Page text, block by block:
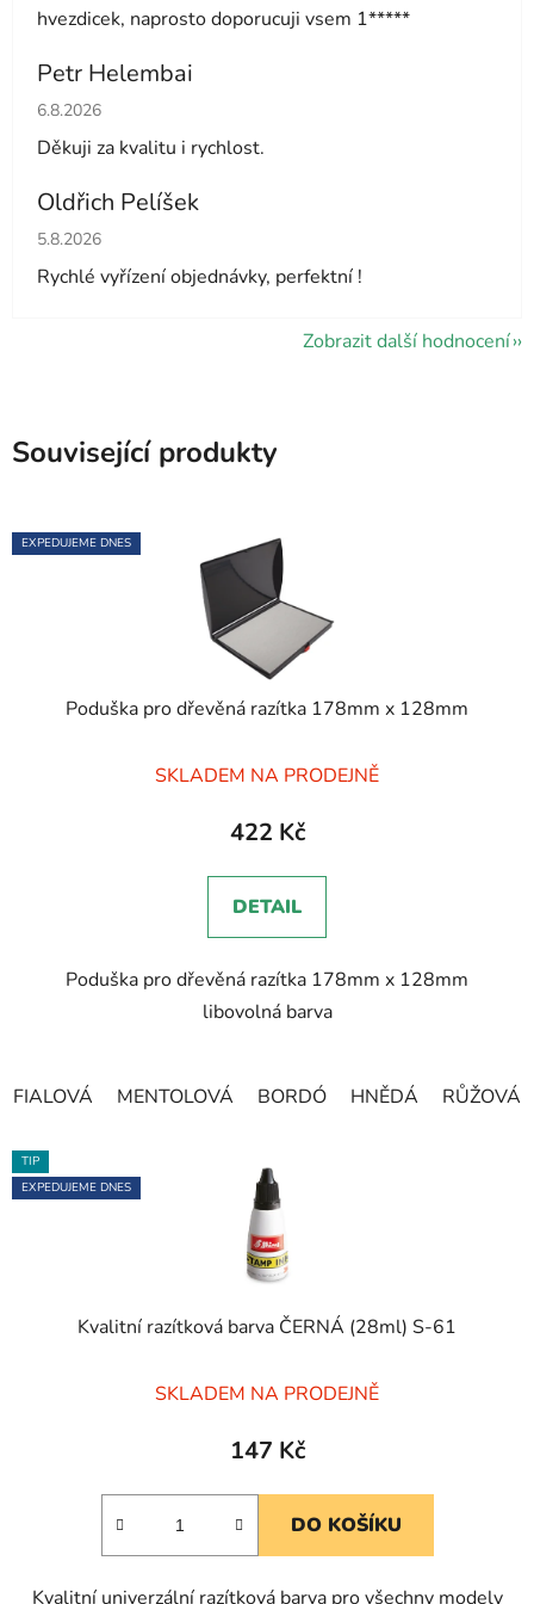
hvezdicek, naprosto doporucuji vsem 1*****
Petr Helembai
Hodnocení obchodu je 5 z 5 hvězdiček.
6.8.2026
Děkuji za kvalitu i rychlost.
Oldřich Pelíšek
Hodnocení obchodu je 5 z 5 hvězdiček.
5.8.2026
Rychlé vyřízení objednávky, perfektní !
Zobrazit další hodnocení
Související produkty
EXPEDUJEME DNES
Poduška pro dřevěná razítka 178mm x 128mm
hodnocení
produktu
5,0
z
hvězdiček.
SKLADEM NA PRODEJNĚ
422 Kč
DETAIL
Poduška pro dřevěná razítka 178mm x 128mm
libovolná barva
FIALOVÁ MENTOLOVÁ BORDÓ HNĚDÁ RŮŽOVÁ
TIP
EXPEDUJEME DNES
Kvalitní razítková barva ČERNÁ (28ml) S-61
hodnocení
produktu
5,0
SKLADEM NA PRODEJNĚ
147 Kč
DO KOŠÍKU
Kvalitní univerzální razítková barva pro všechny modely